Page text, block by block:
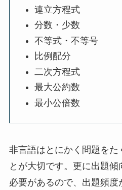
連立方程式
分数・少数
不等式・不等号
比例配分
二次方程式
最大公約数
最小公倍数
非言語はとにかく問題をた
とが大切です。更に出題
必要があるので、出題頻